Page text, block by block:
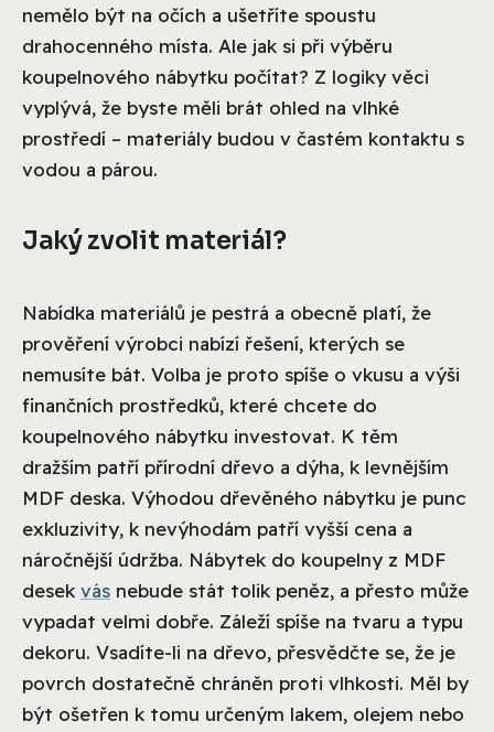
nemělo být na očích a ušetříte spoustu
drahocenného místa. Ale jak si při výběru
koupelnového nábytku počítat? Z logiky věci
vyplývá, že byste měli brát ohled na vlhké
prostředí – materiály budou v častém kontaktu s
vodou a párou.
Jaký zvolit materiál?
Nabídka materiálů je pestrá a obecně platí, že
prověření výrobci nabízí řešení, kterých se
nemusíte bát. Volba je proto spíše o vkusu a výši
finančních prostředků, které chcete do
koupelnového nábytku investovat. K těm
dražším patří přírodní dřevo a dýha, k levnějším
MDF deska. Výhodou dřevěného nábytku je punc
exkluzivity, k nevýhodám patří vyšší cena a
náročnější údržba. Nábytek do koupelny z MDF
desek vás nebude stát tolik peněz, a přesto může
vypadat velmi dobře. Záleží spíše na tvaru a typu
dekoru. Vsadíte-li na dřevo, přesvědčte se, že je
povrch dostatečně chráněn proti vlhkosti. Měl by
být ošetřen k tomu určeným lakem, olejem nebo